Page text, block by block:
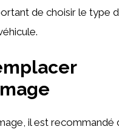
de choisir le type
il est recommandé